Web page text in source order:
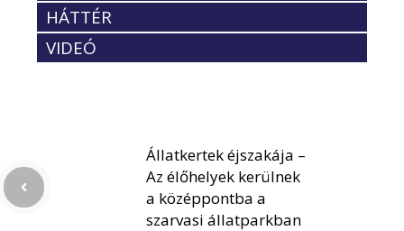
HÁTTÉR
VIDEÓ
Állatkertek éjszakája –
Az élőhelyek kerülnek
a középpontba a
szarvasi állatparkban